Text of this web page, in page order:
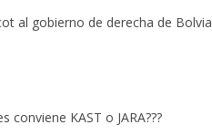
al gobierno de derecha de Bolvia
conviene KAST o JARA???